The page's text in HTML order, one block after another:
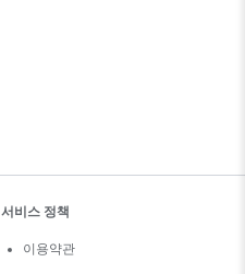
서비스 정책
이용약관